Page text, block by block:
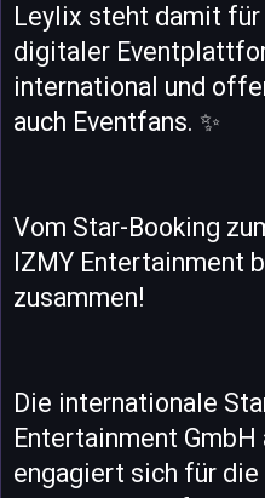
Leylix steht damit für
digitaler
international und
auch Eventfans. ✨
Vom Star-Booking
IZMY Entertainment
zusammen!
Die internationale
Entertainment
engagiert sich für die